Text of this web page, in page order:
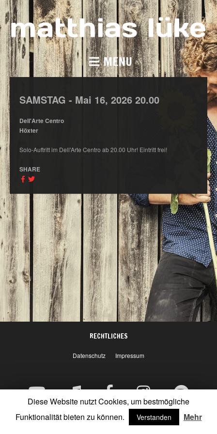
MENU
SAMSTAG - Mai 16, 2026 20.00
Dell'Arte Centro
Höxter
Solo-Auftritt im Dell'Arte Centro ab 20.00 Uhr! Eintritt frei!
SHARE
RECHTLICHES
Datenschutz Impressum
© 2026 Copyright 2019 - Matthias Lueke
Diese Website nutzt Cookies, um bestmögliche
Funktionalität bieten zu können.
Verstanden Mehr